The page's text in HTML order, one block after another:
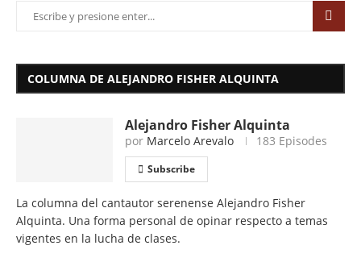
COLUMNA DE ALEJANDRO FISHER ALQUINTA
Alejandro Fisher Alquinta
por Marcelo Arevalo 183 Episodes
Subscribe
La columna del cantautor serenense Alejandro Fisher
Alquinta. Una forma personal de opinar respecto a temas
vigentes en la lucha de clases.